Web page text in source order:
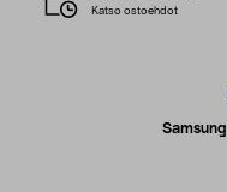
Samsung
Katso ostoehdot